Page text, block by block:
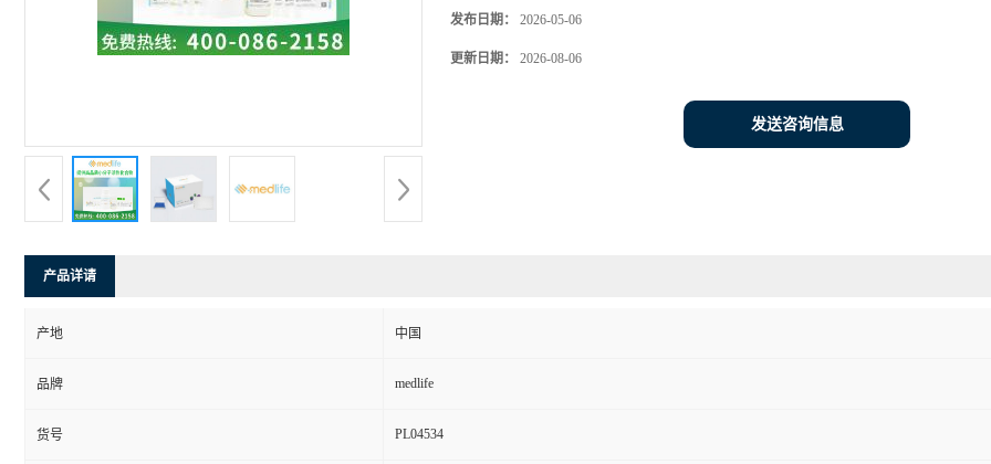
发布日期： 2026-05-06
更新日期： 2026-08-06
发送咨询信息
产品详请
产地 中国
品牌 medlife
货号 PL04534